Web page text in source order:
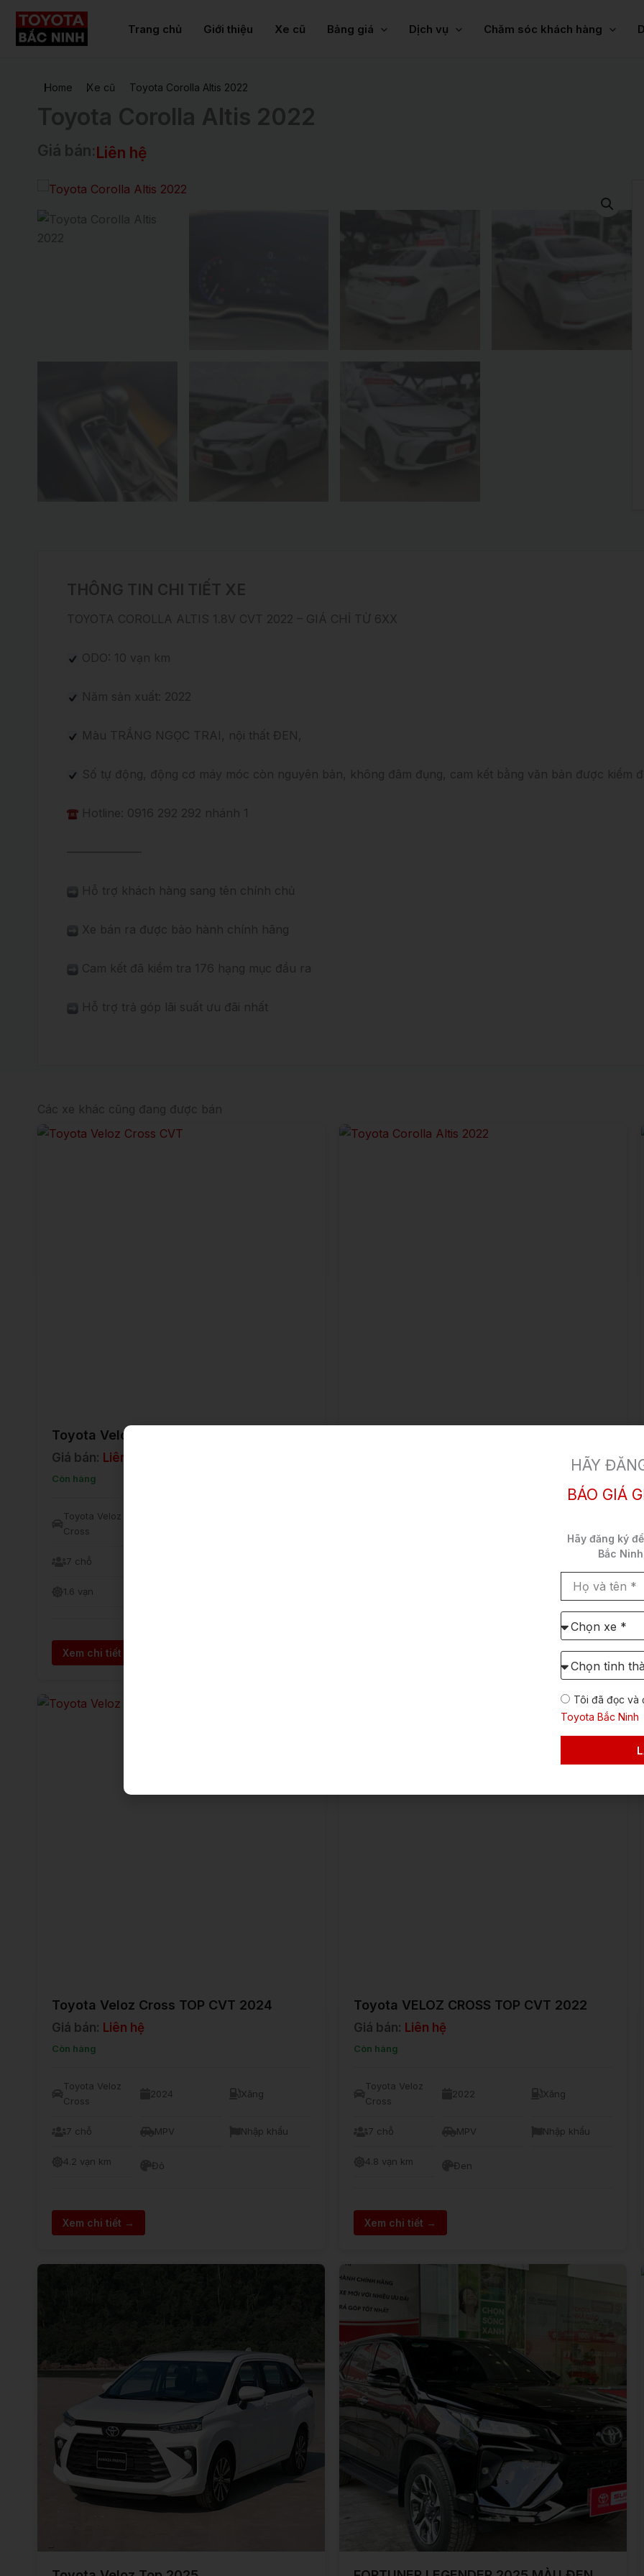
Nhảy
Trang chủ Giới thiệu Xe cũ Bảng giá Dịch vụ Chăm sóc khách hàng
Home Xe cũ Toyota Corolla Altis 2022
Toyota Corolla Altis 2022
Giá bán:Liên hệ
THÔNG TIN CHI TIẾT XE
TOYOTA COROLLA ALTIS 1.8V CVT 2022 – GIÁ CHỈ TỪ 6XX
ODO: 10 vạn km
Năm sản xuất: 2022
Màu TRẮNG NGỌC TRAI, nội thất ĐEN,
Số tự động, động cơ máy móc còn nguyên bản, không đâm đụng, cam kết bằng văn bản được kiểm
Hotline: 0916 292 292 nhánh 1
——————–
Hỗ trợ khách hàng sang tên chính chủ
Xe bán ra được bảo hành chính hãng
Cam kết đã kiểm tra 176 hạng mục đầu ra
Hỗ trợ trả góp lãi suất ưu đãi nhất
Các xe khác cũng đang được bán
Toyota Veloz Cross CVT
Giá bán: Liên hệ
Còn hàng
Toyota Veloz
Cross
7 chỗ
1.6 vạn
Xem chi tiết →
Toyota Veloz Cross TOP CVT 2024
Giá bán: Liên hệ
Còn hàng
Toyota Veloz
Cross
2024 Xăng
7 chỗ MPV Nhập khẩu
4.2 vạn km Đỏ
Xem chi tiết →
Toyota VELOZ CROSS TOP CVT 2022
Giá bán: Liên hệ
Còn hàng
Toyota Veloz
Cross
2022 Xăng
7 chỗ MPV Nhập khẩu
4.8 vạn km Đen
Xem chi tiết →
HÃY
BÁO GIÁ
Hãy đăng ký
Bắc Ninh,
Chọn
xe
báo
giá:
Chọn
Tỉnh/TP
định
lăn
Tôi đã đọc và
Toyota Bắc Ninh